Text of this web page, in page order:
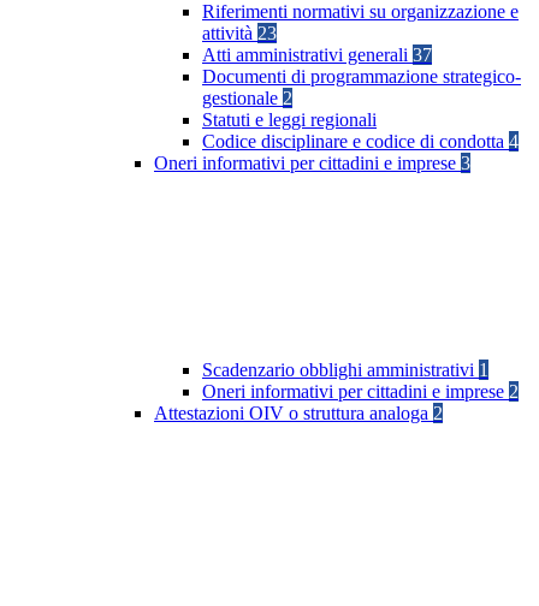
Riferimenti normativi su organizzazione e
attività 23
Atti amministrativi generali 37
Documenti di programmazione strategico-
gestionale 2
Statuti e leggi regionali
Codice disciplinare e codice di condotta 4
Oneri informativi per cittadini e imprese 3
Scadenzario obblighi amministrativi 1
Oneri informativi per cittadini e imprese 2
Attestazioni OIV o struttura analoga 2